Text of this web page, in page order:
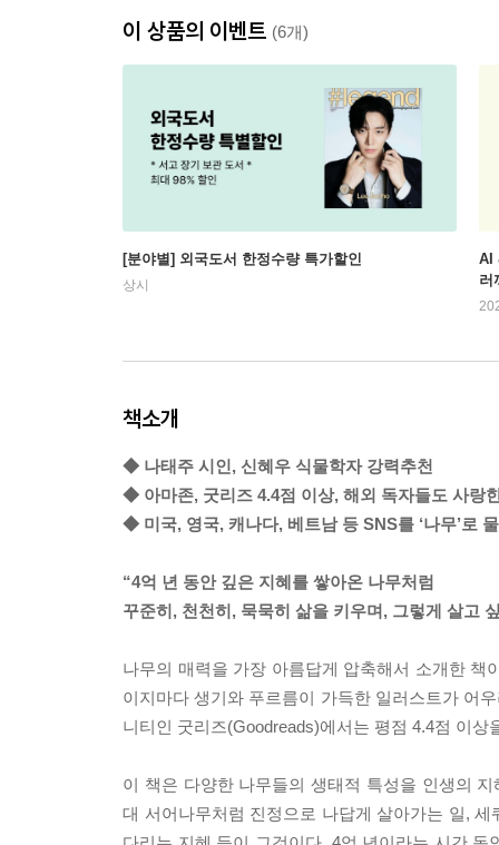
이 상품의 이벤트 (6개)
[분야별] 외국도서 한정수량 특가할인
상시
AI
러
책소개
◆ 나태주 시인, 신혜우 식물학자 강력추천
◆ 아마존, 굿리즈 4.4점 이상, 해외 독자들도 사랑한
◆ 미국, 영국, 캐나다, 베트남 등 SNS를 ‘나무’로
“4억 년 동안 깊은 지혜를 쌓아온 나무처럼
꾸준히, 천천히, 묵묵히 삶을 키우며, 그렇게 살고
나무의 매력을 가장 아름답게 압축해서 소개한
이지마다 생기와 푸르름이 가득한 일러스트가 어
니티인 굿리즈(Goodreads)에서는 평점 4.4점 이상
이 책은 다양한 나무들의 생태적 특성을 인생의
대 서어나무처럼 진정으로 나답게 살아가는 일,